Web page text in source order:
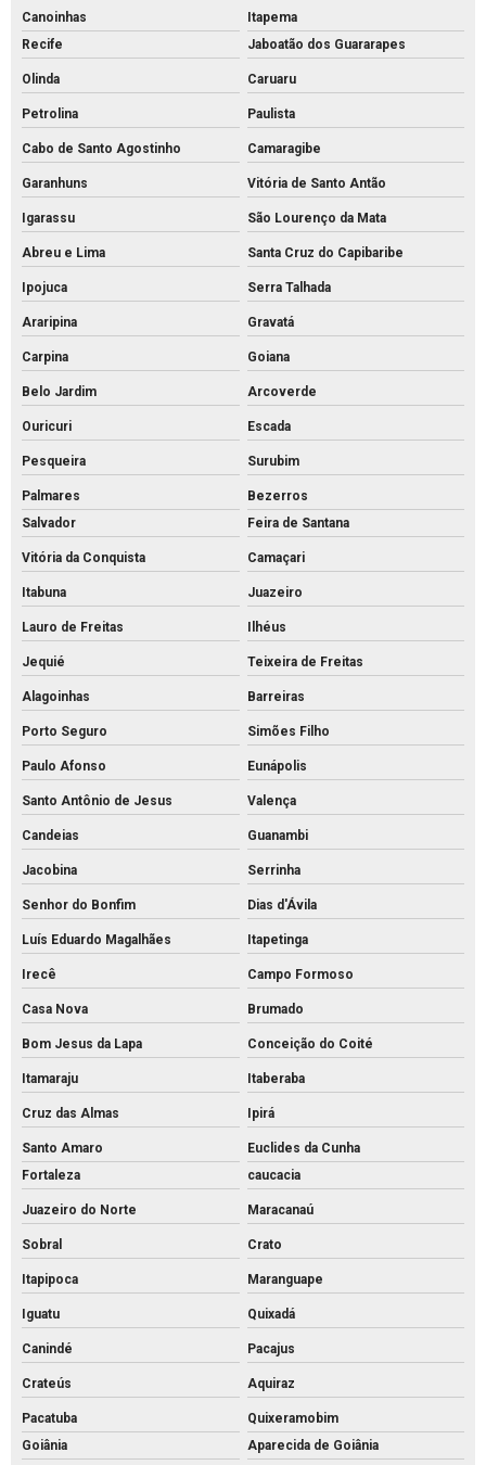
Tijolo de concreto preço
Tubo de concreto de 40cm preço
Tubo de concreto preço
Tubo de concreto valor
Venda de bloquete para calçada
Canoinhas
Itapema
Recife
Jaboatão dos Guararapes
Olinda Caruaru
Petrolina Paulista
Cabo de Santo Agostinho Camaragibe
Garanhuns Vitória de Santo Antão
Igarassu São Lourenço da Mata
Abreu e Lima Santa Cruz do Capibaribe
Ipojuca Serra Talhada
Araripina Gravatá
Carpina Goiana
Belo Jardim Arcoverde
Ouricuri Escada
Pesqueira Surubim
Palmares
Bezerros
Salvador
Feira de Santana
Vitória da Conquista Camaçari
Itabuna Juazeiro
Lauro de Freitas Ilhéus
Jequié Teixeira de Freitas
Alagoinhas Barreiras
Porto Seguro Simões Filho
Paulo Afonso Eunápolis
Santo Antônio de Jesus Valença
Candeias Guanambi
Jacobina Serrinha
Senhor do Bonfim Dias d'Ávila
Luís Eduardo Magalhães Itapetinga
Irecê Campo Formoso
Casa Nova Brumado
Bom Jesus da Lapa Conceição do Coité
Itamaraju Itaberaba
Cruz das Almas Ipirá
Santo Amaro
Euclides da Cunha
Fortaleza
caucacia
Juazeiro do Norte Maracanaú
Sobral Crato
Itapipoca Maranguape
Iguatu Quixadá
Canindé Pacajus
Crateús Aquiraz
Pacatuba
Quixeramobim
Goiânia
Aparecida de Goiânia